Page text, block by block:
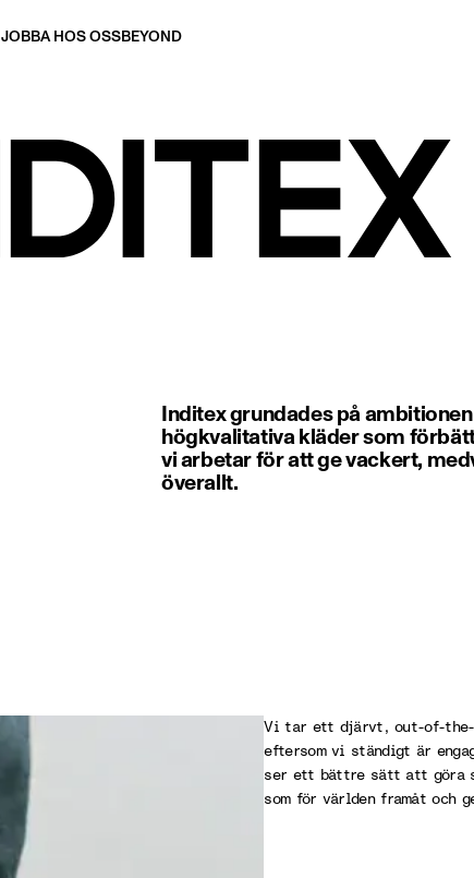
JOBBA HOS OSSBEYOND
Inditex grundades på
högkvalitativa kläder som
vi arbetar för att ge vackert,
överallt.
Vi tar ett djärvt, out-of-the-
eftersom vi ständigt är
ser ett bättre sätt att göra
som för världen framåt och